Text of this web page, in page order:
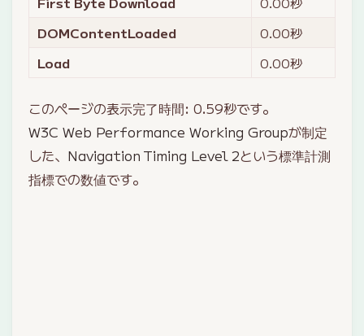
DOMContentLoaded
0.00秒
Load
0.00秒
このページの表示完了時間: 0.59秒です。
W3C Web Performance Working Groupが制定
した、 Navigation Timing Level 2という標準計測
指標での数値です。